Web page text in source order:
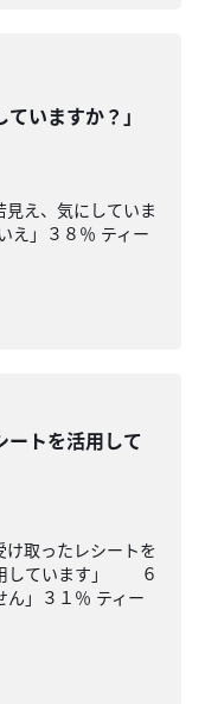
ていますか？」
見え、気にしていま
え」３８％ ティー
ートを活用して
け取ったレシートを
用しています」 ６
ん」３１％ ティー